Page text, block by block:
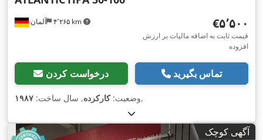
آلمان ۴٬۲۶۵ km ‎€۵٬۵۰۰
قیمت ثابت به اضافه مالیات بر ارزش
افزوده
درخواست کردن تماس بگیرید
وضعیت:کارکرده, سال ساخت: ۱۹۸۷ ,
آگهی کوچک